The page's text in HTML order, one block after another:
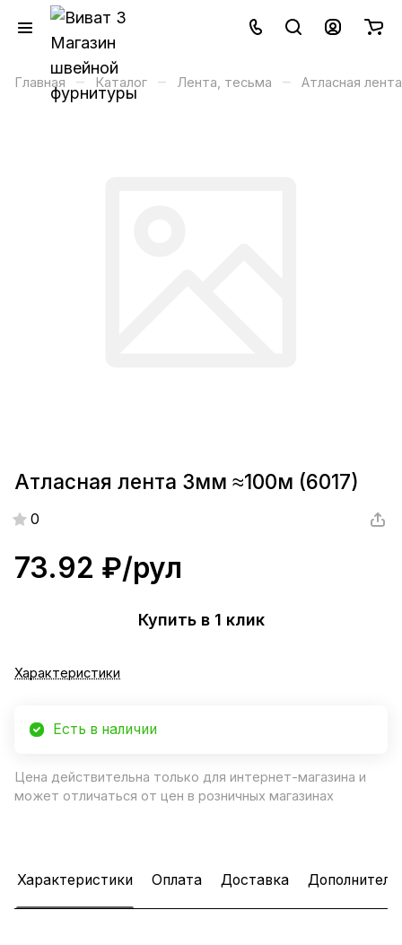
Главная – Каталог – Лента, тесьма – Атласная лента
Атласная лента 3мм ≈100м (6017)
0
73.92 ₽/рул
Купить в 1 клик
Характеристики
Есть в наличии
Цена действительна только для интернет-магазина и
может отличаться от цен в розничных магазинах
Характеристики Оплата Доставка